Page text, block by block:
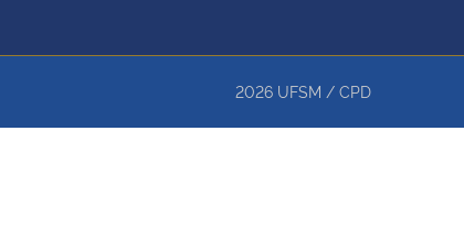
2026 UFSM / CPD